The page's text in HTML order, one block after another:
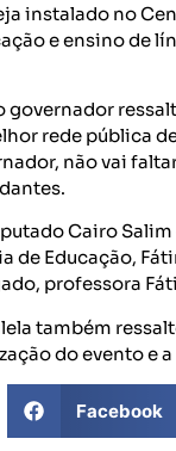
instalado no
e ensino de
governador
rede pública
não vai
Cairo
de Educação,
professora
também
do evento e
Facebook